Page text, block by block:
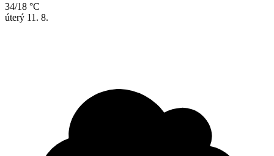
34/18 °C
úterý 11. 8.